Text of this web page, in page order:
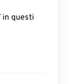
in questi